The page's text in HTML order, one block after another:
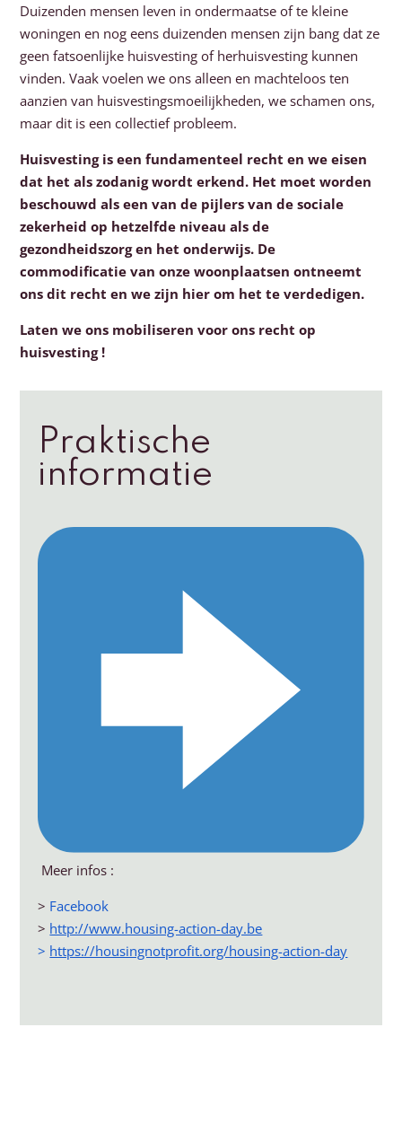
Duizenden mensen leven in ondermaatse of te kleine
woningen en nog eens duizenden mensen zijn bang dat ze
geen fatsoenlijke huisvesting of herhuisvesting kunnen
vinden. Vaak voelen we ons alleen en machteloos ten
aanzien van huisvestingsmoeilijkheden, we schamen ons,
maar dit is een collectief probleem.
Huisvesting is een fundamenteel recht en we eisen
dat het als zodanig wordt erkend. Het moet worden
beschouwd als een van de pijlers van de sociale
zekerheid op hetzelfde niveau als de
gezondheidszorg en het onderwijs. De
commodificatie van onze woonplaatsen ontneemt
ons dit recht en we zijn hier om het te verdedigen.
Laten we ons mobiliseren voor ons recht op
huisvesting !
Praktische
informatie
Meer infos :
> Facebook
> http://www.housing-action-day.be
> https://housingnotprofit.org/housing-action-day